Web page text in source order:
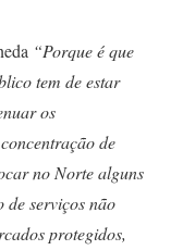
“Porque é que
tem de estar
os
de
no Norte alguns
de serviços não
protegidos,